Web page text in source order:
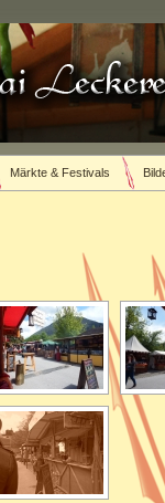
Märkte & Festivals